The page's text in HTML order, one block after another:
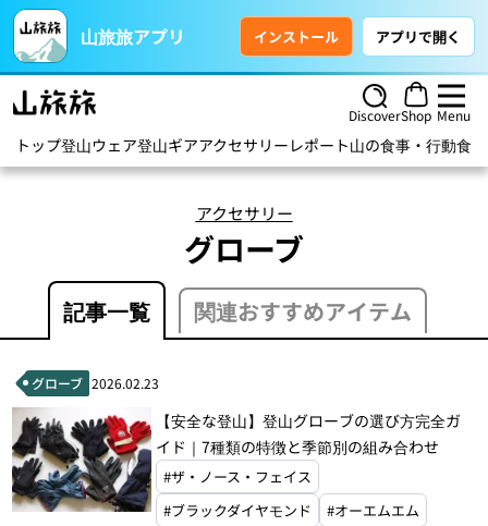
山旅旅アプリ インストール アプリで開く
DiscoverShop Menu
トップ登山ウェア登山ギアアクセサリー レポート山の食事・行動食
アクセサリー
グローブ
記事一覧 関連おすすめアイテム
グローブ 2026.02.23
【安全な登山】登山グローブの選び方完全ガ
イド｜7種類の特徴と季節別の組み合わせ
#ザ・ノース・フェイス
#ブラックダイヤモンド
#オーエムエム